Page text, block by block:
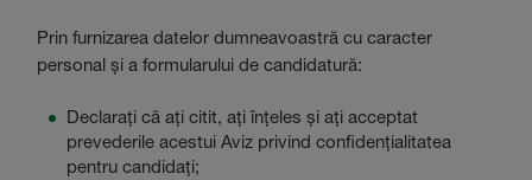
Prin furnizarea datelor dumneavoastră cu caracter
personal și a formularului de candidatură:
Declarați că ați citit, ați înțeles și ați acceptat
prevederile acestui Aviz privind confidențialitatea
pentru candidați;